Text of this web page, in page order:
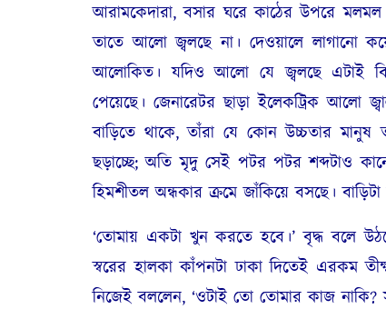
আরামকেদারা,বসার ঘরে কাঠের উপরে
তাতে আলো জ্বলছে না। দেওয়ালে লাগানো
আলোকিত। যদিও আলো যে জ্বলছে এটাই
পেয়েছে। জেনারেটর ছাড়া ইলেকট্রিক আলো
বাড়িতে থাকে,তাঁরা যে কোন উচ্চতার মানুষ
ছড়াচ্ছে;অতি মৃদু সেই পটর পটর শব্দটাও
হিমশীতল অন্ধকার ক্রমে জাঁকিয়ে বসছে।
‘তোমায় একটা খুন করতে হবে।’ বৃদ্ধ বলে
স্বরের হালকা কাঁপনটা ঢাকা দিতেই এরকম
নিজেই বললেন, ‘ওটাই তো তোমার কাজ নাকি?